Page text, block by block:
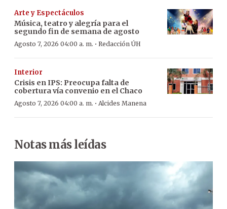
Arte y Espectáculos
Música, teatro y alegría para el
segundo fin de semana de agosto
Agosto 7, 2026 04:00 a. m. · Redacción ÚH
Interior
Crisis en IPS: Preocupa falta de
cobertura vía convenio en el Chaco
Agosto 7, 2026 04:00 a. m. · Alcides Manena
Notas más leídas